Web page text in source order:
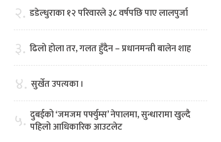
२. डडेल्धुराका १२ परिवारले ३८ वर्षपछि पाए लालपुर्जा
३. ढिलो होला तर, गलत हुँदैन – प्रधानमन्त्री बालेन शाह
४. सुर्खेत उपत्यका ।
५. दुबईको ‘जमजम पर्फ्युम्स’ नेपालमा, सुन्धारामा खुल्दै
पहिलो आधिकारिक आउटलेट